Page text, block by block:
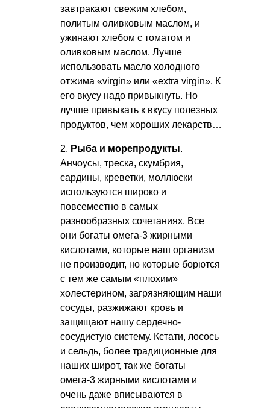
завтракают свежим хлебом,
политым оливковым маслом, и
ужинают хлебом с томатом и
оливковым маслом. Лучше
использовать масло холодного
отжима «virgin» или «extra virgin». К
его вкусу надо привыкнуть. Но
лучше привыкать к вкусу полезных
продуктов, чем хороших лекарств…
2. Рыба и морепродукты.
Анчоусы, треска, скумбрия,
сардины, креветки, моллюски
используются широко и
повсеместно в самых
разнообразных сочетаниях. Все
они богаты омега-3 жирными
кислотами, которые наш организм
не производит, но которые борются
с тем же самым «плохим»
холестерином, загрязняющим наши
сосуды, разжижают кровь и
защищают нашу сердечно-
сосудистую систему. Кстати, лосось
и сельдь, более традиционные для
наших широт, так же богаты
омега-3 жирными кислотами и
очень даже вписываются в